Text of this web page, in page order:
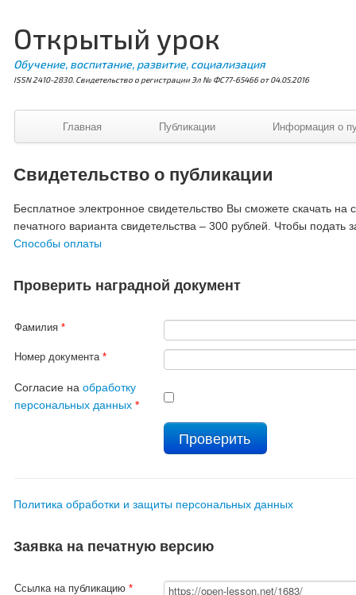
Открытый урок
Обучение, воспитание, развитие, социализация
ISSN 2410-2830. Свидетельство о регистрации Эл № ФС77-65466 от 04.05.2016
Главная Публикации Информация о
Свидетельство о публикации
Бесплатное электронное свидетельство Вы сможете скачать на
печатного варианта свидетельства – 300 рублей. Чтобы подать
Способы оплаты
Проверить наградной документ
Фамилия*
Номер документа*
Согласие наобработку
персональных данных *
Политика обработки и защиты персональных данных
Заявка на печатную версию
Ссылка на публикацию*